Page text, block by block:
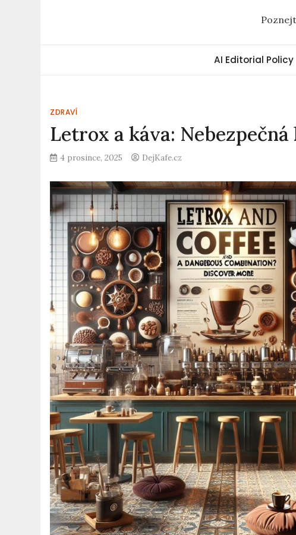
AI Editorial Policy
ZDRAVÍ
Letrox a káva:
4 prosince, 2025 DejKafe.cz